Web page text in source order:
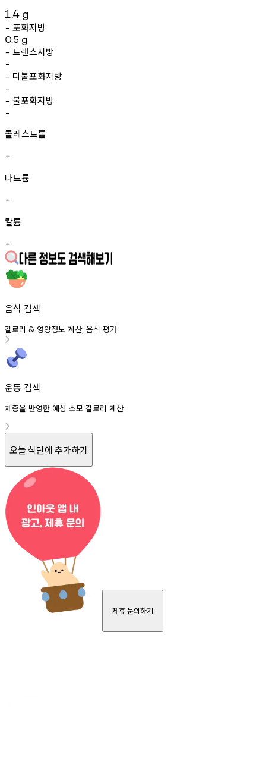
1.4 g
- 포화지방
0.5 g
- 트랜스지방
-
- 다불포화지방
-
- 불포화지방
-
콜레스트롤
-
나트륨
-
칼륨
-
음식 검색
칼로리 & 영양정보 계산, 음식 평가
운동 검색
체중을 반영한 예상 소모 칼로리 계산
오늘 식단에 추가하기
제휴 문의하기